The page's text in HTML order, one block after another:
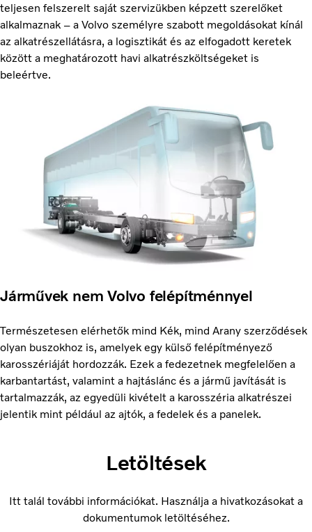
teljesen felszerelt saját szervizükben képzett szerelőket
alkalmaznak – a Volvo személyre szabott megoldásokat kínál
az alkatrészellátásra, a logisztikát és az elfogadott keretek
között a meghatározott havi alkatrészköltségeket is
beleértve.
Járművek nem Volvo felépítménnyel
Természetesen elérhetők mind Kék, mind Arany szerződések
olyan buszokhoz is, amelyek egy külső felépítményező
karosszériáját hordozzák. Ezek a fedezetnek megfelelően a
karbantartást, valamint a hajtáslánc és a jármű javítását is
tartalmazzák, az egyedüli kivételt a karosszéria alkatrészei
jelentik mint például az ajtók, a fedelek és a panelek.
Letöltések
Itt talál további információkat. Használja a hivatkozásokat a
dokumentumok letöltéséhez.